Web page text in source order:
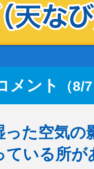
メント （8/
った空気の
ている所